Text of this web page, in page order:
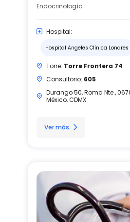
Endocrinología
Hospital:
Hospital Angeles Clínica Londres
Torre: Torre Frontera 74
Consultorio: 605
Durango 50, Roma Nte.,
México, CDMX
Ver más